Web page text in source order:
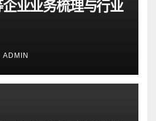
业业务梳理与行业
ADMIN